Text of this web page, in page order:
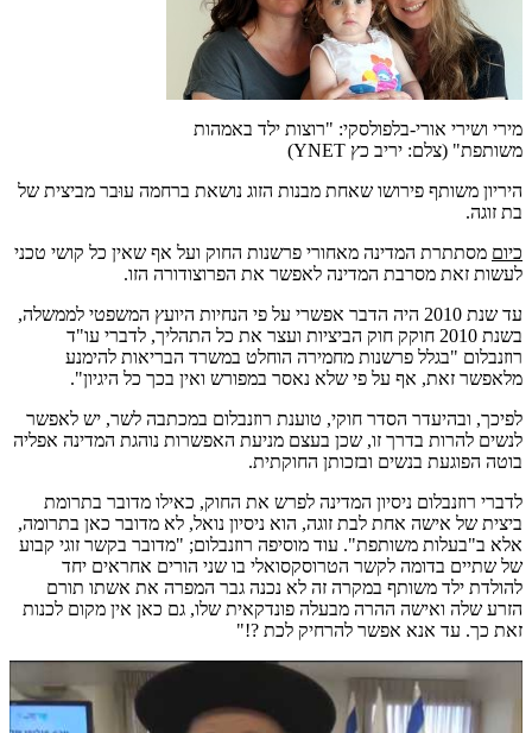
מירי ושירי אורי-בלפולסקי: "רוצות ילד באמהות
משותפת" (צלם: יריב כץ YNET)
היריון משותף פירושו שאחת מבנות הזוג נושאת ברחמה עוּבר מביצית של
בת זוגה.
כיום מסתתרת המדינה מאחורי פרשנות החוק ועל אף שאין כל קושי טכני
לעשות זאת מסרבת המדינה לאפשר את הפרוצודורה הזו.
עד שנת 2010 היה הדבר אפשרי על פי הנחיות היועץ המשפטי לממשלה,
בשנת 2010 חוקק חוק הביציות ועצר את כל התהליך, לדברי עו"ד
רוזנבלום "בגלל פרשנות מחמירה הוחלט במשרד הבריאות להימנע
מלאפשר זאת, אף על פי שלא נאסר במפורש ואין בכך כל היגיון".
לפיכך, ובהיעדר הסדר חוקי, טוענת רוזנבלום במכתבה לשר, יש לאפשר
לנשים להרות בדרך זו, שכן בעצם מניעת האפשרות נוהגת המדינה אפליה
בוטה הפוגעת בנשים ובזכותן החוקתית.
לדברי רוזנבלום ניסיון המדינה לפרש את החוק, כאילו מדובר בתרומת
ביצית של אישה אחת לבת זוגה, הוא ניסיון נואל, לא מדובר כאן בתרומה,
אלא ב"בעלות משותפת". עוד מוסיפה רוזנבלום; "מדובר בקשר זוגי קבוע
של שתיים בדומה לקשר הטרוסקסואלי בו שני הורים אחראים יחד
להולדת ילד משותף במקרה זה לא נכנה גבר המפרה את אשתו תורם
הזרע שלה ואישה ההרה מבעלה פונדקאית שלו, גם כאן אין מקום לכנות
זאת כך. עד אנא אפשר להרחיק לכת ?!"